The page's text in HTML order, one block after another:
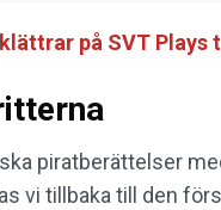
på SVT Plays
piratberättelser
vi tillbaka till den